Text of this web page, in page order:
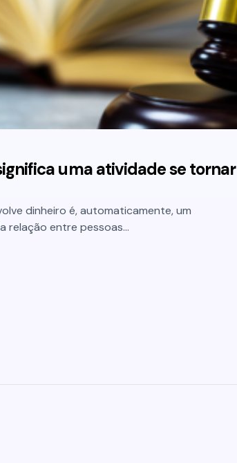
uma atividade se tornar
dinheiro é, automaticamente, um
relação entre pessoas…